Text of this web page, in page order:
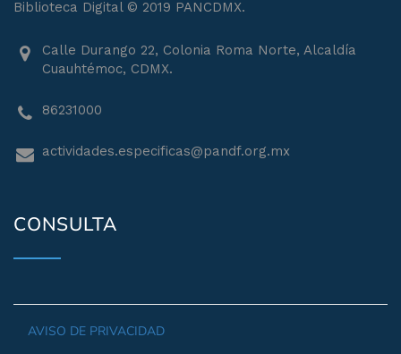
Biblioteca Digital © 2019 PANCDMX.
Calle Durango 22, Colonia Roma Norte, Alcaldía
Cuauhtémoc, CDMX.
86231000
actividades.especificas@pandf.org.mx
CONSULTA
AVISO DE PRIVACIDAD